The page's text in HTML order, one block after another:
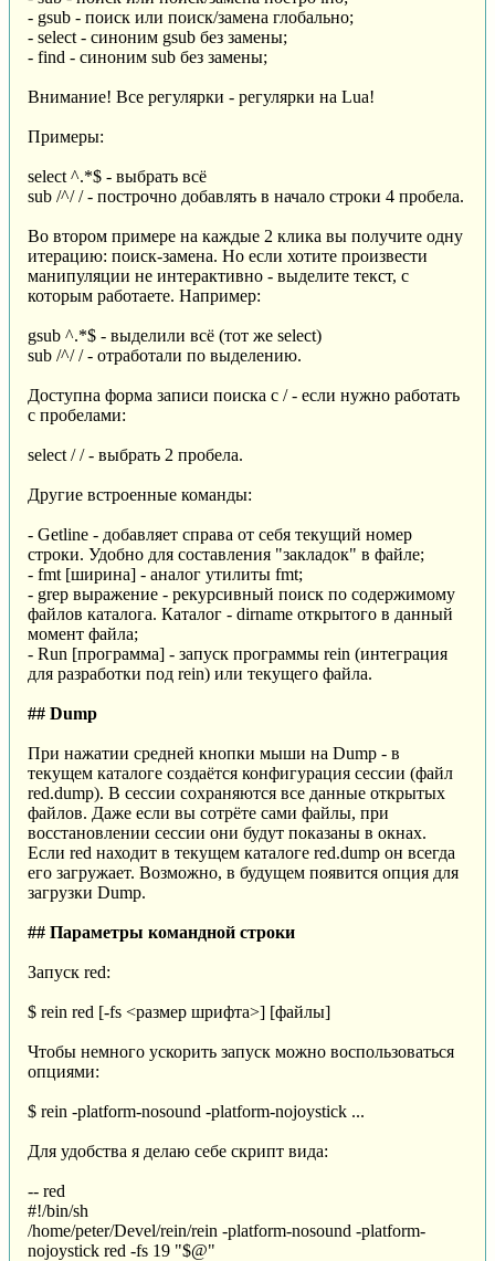
- gsub - поиск или поиск/замена глобально;
- select - синоним gsub без замены;
- find - синоним sub без замены;
Внимание! Все регулярки - регулярки на Lua!
Примеры:
select ^.*$ - выбрать всё
sub /^/ / - построчно добавлять в начало строки 4 пробела.
Во втором примере на каждые 2 клика вы получите одну
итерацию: поиск-замена. Но если хотите произвести
манипуляции не интерактивно - выделите текст, с
которым работаете. Например:
gsub ^.*$ - выделили всё (тот же select)
sub /^/ / - отработали по выделению.
Доступна форма записи поиска с / - если нужно работать
с пробелами:
select / / - выбрать 2 пробела.
Другие встроенные команды:
- Getline - добавляет справа от себя текущий номер
строки. Удобно для составления "закладок" в файле;
- fmt [ширина] - аналог утилиты fmt;
- grep выражение - рекурсивный поиск по содержимому
файлов каталога. Каталог - dirname открытого в данный
момент файла;
- Run [программа] - запуск программы rein (интеграция
для разработки под rein) или текущего файла.
## Dump
При нажатии средней кнопки мыши на Dump - в
текущем каталоге создаётся конфигурация сессии (файл
red.dump). В сессии сохраняются все данные открытых
файлов. Даже если вы сотрёте сами файлы, при
восстановлении сессии они будут показаны в окнах.
Если red находит в текущем каталоге red.dump он всегда
его загружает. Возможно, в будущем появится опция для
загрузки Dump.
## Параметры командной строки
Запуск red:
$ rein red [-fs <размер шрифта>] [файлы]
Чтобы немного ускорить запуск можно воспользоваться
опциями:
$ rein -platform-nosound -platform-nojoystick ...
Для удобства я делаю себе скрипт вида:
-- red
#!/bin/sh
/home/peter/Devel/rein/rein -platform-nosound -platform-
nojoystick red -fs 19 "$@"